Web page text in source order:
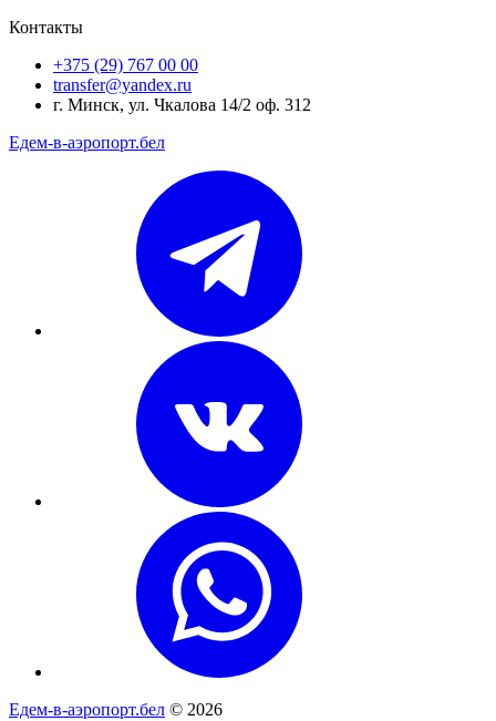
Контакты
+375 (29) 767 00 00
transfer@yandex.ru
г. Минск, ул. Чкалова 14/2 оф. 312
Едем-в-аэропорт.бел
Едем-в-аэропорт.бел © 2026